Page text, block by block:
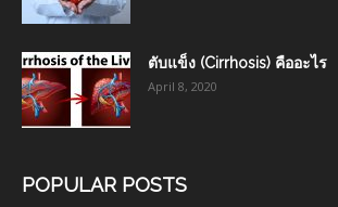
ตับแข็ง (Cirrhosis) คืออะไร
April 8, 2020
POPULAR POSTS